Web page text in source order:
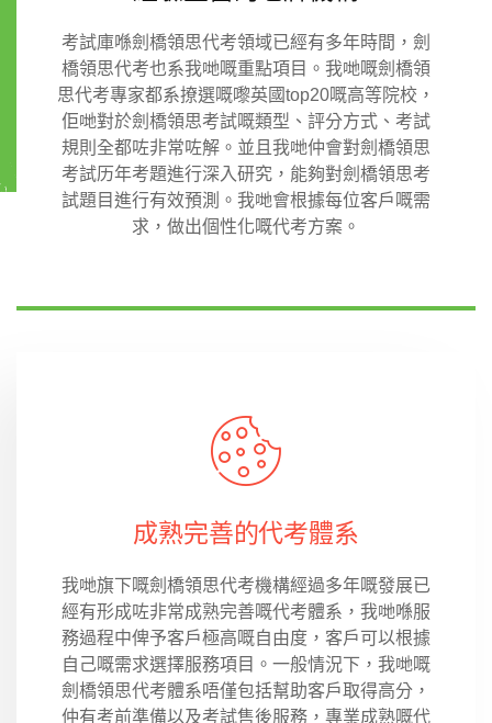
考試庫喺劍橋領思代考領域已經有多年時間，劍
橋領思代考也系我哋嘅重點項目。我哋嘅劍橋領
思代考專家都系撩選嘅嚟英國top20嘅高等院校，
佢哋對於劍橋領思考試嘅類型、評分方式、考試
規則全都咗非常咗解。並且我哋仲會對劍橋領思
考試历年考題進行深入研究，能夠對劍橋領思考
試題目進行有效預測。我哋會根據每位客戶嘅需
求，做出個性化嘅代考方案。
成熟完善的代考體系
我哋旗下嘅劍橋領思代考機構經過多年嘅發展已
經有形成咗非常成熟完善嘅代考體系，我哋喺服
務過程中俾予客戶極高嘅自由度，客戶可以根據
自己嘅需求選擇服務項目。一般情況下，我哋嘅
劍橋領思代考體系唔僅包括幫助客戶取得高分，
仲有考前準備以及考試售後服務，專業成熟嘅代